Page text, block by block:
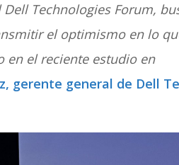
Technologies Forum,
el optimismo en lo
en el reciente estudio en
gerente general de Dell